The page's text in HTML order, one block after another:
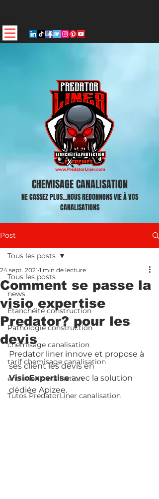
Blog
CHEMISAGE CANALISATION
NE CASSEZ PLUS...NOUS REDONNONS VIE À VOS
CANALISATIONS
Post
Tous les posts
news
Etanchéité construction
Pathologie construction
chemisage canalisation
tarif chemisage canalisation
entretien canalisation
Tutos PredatorLiner canalisation
Tous les posts
Comment se passe la
visio expertise
Predator? pour les
devis
24 sept. 2021 1 min de lecture
Predator liner innove et propose à
ses client les devis en
VisioExpertise avec la solution
dédiée Apizee.